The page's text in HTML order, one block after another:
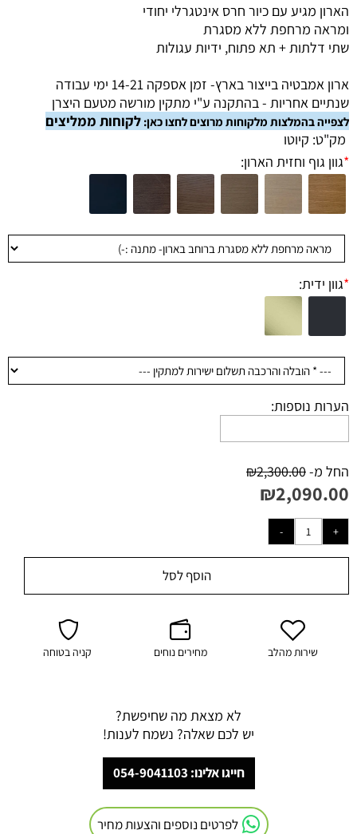
הארון מגיע עם כיור חרס אינטגרלי יחודי
ומראה מרחפת ללא מסגרת
שתי דלתות + תא פתוח, ידיות עגולות
ארון אמבטיה בייצור בארץ- זמן אספקה 14-21 ימי עבודה
שנתיים אחריות - בהתקנה ע"י מתקין מורשה מטעם היצרן
לצפייה בהמלצות מלקוחות מרוצים לחצו כאן: לקוחות ממליצים
מק"ט: קיוטו
*גוון גוף וחזית הארון:
*גוון ידית:
הערות נוספות:
החל מ- ₪2,300.00
₪2,090.00
הוסף לסל
שירות מהלב מחירים נוחים קניה בטוחה
לא מצאת מה שחיפשת?
יש לכם שאלה? נשמח לענות!
חייגו אלינו: 054-9041103
לפרטים נוספים והצעות מחיר